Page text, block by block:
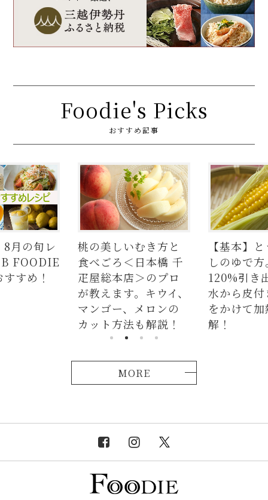
Foodie's Picks
おすすめ記事
月の旬レ
FOODIE
すめ！
桃の美しいむき方と
食べごろ＜日本橋 千
疋屋総本店＞のプロ
が教えます。キウイ、
マンゴー、メロンの
カット方法も解説！
【基本】
しのゆで
120%引き
水から皮
をかけて
解！
MORE